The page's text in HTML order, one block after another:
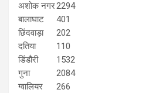
अशोक नगर2294
बालाघाट
401
छिंदवाड़ा
202
दतिया
110
डिंडौरी
1532
गुना
2084
ग्वालियर
266